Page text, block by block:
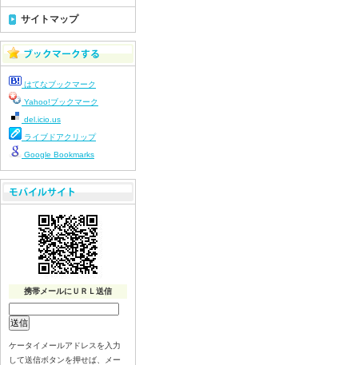
サイトマップ
はてなブックマーク
Yahoo!ブックマーク
del.icio.us
ライブドアクリップ
Google Bookmarks
携帯メールにＵＲＬ送信
ケータイメールアドレスを入力
して送信ボタンを押せば、メー